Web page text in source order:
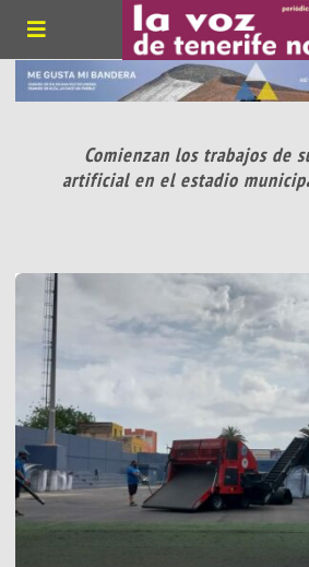
Comienzan los trabajos de
artificial en el estadio